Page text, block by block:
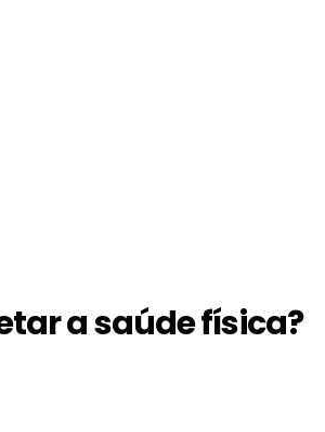
a saúde física?